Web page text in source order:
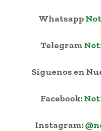
Whatsapp
Telegram
Síguenos en
Facebook:
Instagram: